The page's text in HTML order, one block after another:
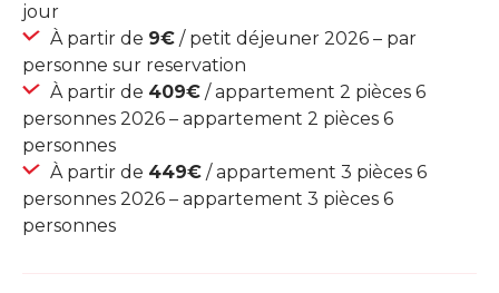
jour
À partir de 9€ / petit déjeuner 2026 – par
personne sur reservation
À partir de 409€ / appartement 2 pièces 6
personnes 2026 – appartement 2 pièces 6
personnes
À partir de 449€ / appartement 3 pièces 6
personnes 2026 – appartement 3 pièces 6
personnes